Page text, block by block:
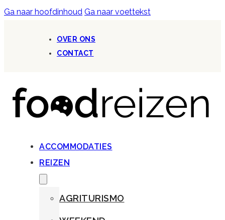
Ga naar hoofdinhoud Ga naar voettekst
OVER ONS
CONTACT
ACCOMMODATIES
REIZEN
AGRITURISMO